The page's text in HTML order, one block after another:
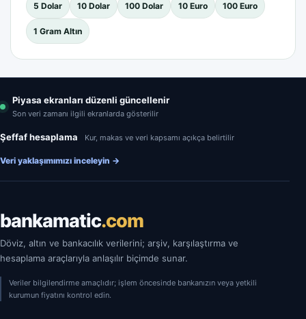
5 Dolar 10 Dolar 100 Dolar 10 Euro 100 Euro
1 Gram Altın
Piyasa ekranları düzenli güncellenir
Son veri zamanı ilgili ekranlarda gösterilir
Şeffaf hesaplama Kur, makas ve veri kapsamı açıkça belirtilir
Veri yaklaşımımızı inceleyin →
bankamatic.com
Döviz, altın ve bankacılık verilerini; arşiv, karşılaştırma ve
hesaplama araçlarıyla anlaşılır biçimde sunar.
Veriler bilgilendirme amaçlıdır; işlem öncesinde bankanızın veya yetkili
kurumun fiyatını kontrol edin.